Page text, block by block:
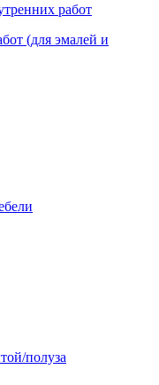
работ
(для эмалей и
полуза